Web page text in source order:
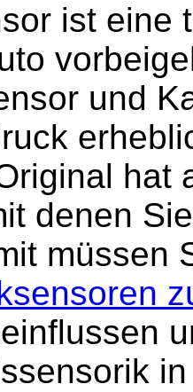
ist eine
und
hat
denen
müssen